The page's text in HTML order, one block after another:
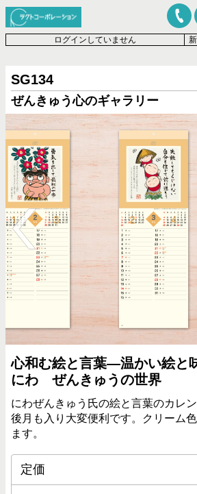
ログインしていません
SG134
ぜんきゅう心のギャラリー
心和む絵と言葉―温かい絵と
にわ ぜんきゅうの世界
にわぜんきゅう氏の絵と言葉のカレ
後月も入り大変便利です。クリーム
ます。
定価